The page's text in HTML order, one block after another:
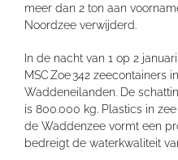
meer dan 2 ton aan
Noordzee verwijderd.
In de nacht van 1 op 2
MSC Zoe 342 zeecontainers
Waddeneilanden. De
is 800.000 kg. Plastics in
de Waddenzee vormt een
bedreigt de waterkwaliteit